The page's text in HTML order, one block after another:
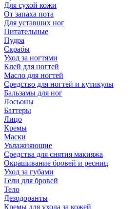
Для сухой кожи
От запаха пота
Для уставших ног
Питательные
Пудра
Скрабы
Уход за ногтями
Клей для ногтей
Масло для ногтей
Средство для ногтей и кутикулы
Бальзамы для ног
Лосьоны
Баттеры
Лицо
Кремы
Маски
Увлажняющие
Средства для снятия макияжа
Окрашивание бровей и ресниц
Уход за губами
Гели для бровей
Тело
Дезодоранты
Кремы для ухода за кожей